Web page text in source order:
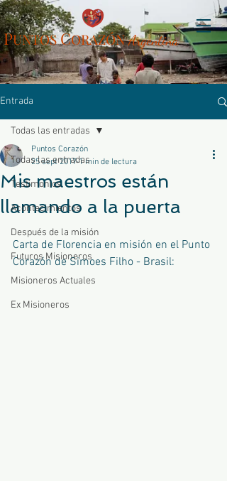
PUNTOSCORAZÓNArgentina
Entrada
Todas las entradas
Testimonios
Acontecimientos
Después de la misión
Futuros Misioneros
Misioneros Actuales
Ex Misioneros
Todas las entradas
Mis maestros están
llamando a la puerta
Puntos Corazón
25 sept 2017 1 min de lectura
Carta de Florencia en misión en el Punto
Corazón de Simoes Filho - Brasil: